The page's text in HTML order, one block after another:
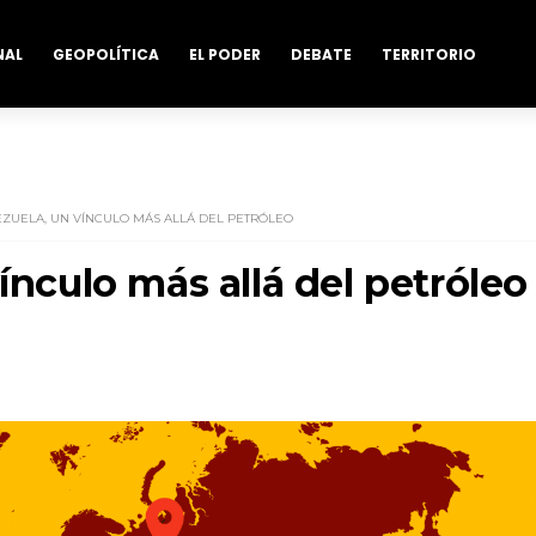
GEOPOLÍTICA EL PODER DEBATE TERRITORIO
UN VÍNCULO MÁS ALLÁ DEL PETRÓLEO
más allá del petróleo